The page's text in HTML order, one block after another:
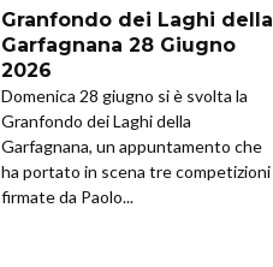
Granfondo dei Laghi della
Garfagnana 28 Giugno
2026
Domenica 28 giugno si è svolta la
Granfondo dei Laghi della
Garfagnana, un appuntamento che
ha portato in scena tre competizioni
firmate da Paolo...